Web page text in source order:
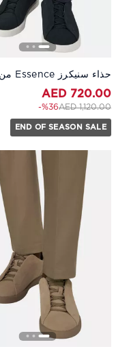
720.00 AED
Price reduced from
1,120.00 AED
to 720.00 AED
%36-
END OF SEASON SALE